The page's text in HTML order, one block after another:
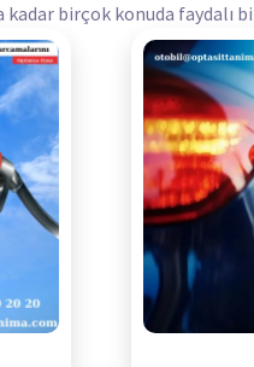
birçok konuda